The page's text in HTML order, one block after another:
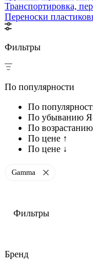
Транспортировка,
Переноски
Фильтры
По популярности
По
По убыванию
По
По цене ↑
По цене ↓
Gamma
Фильтры
Бренд